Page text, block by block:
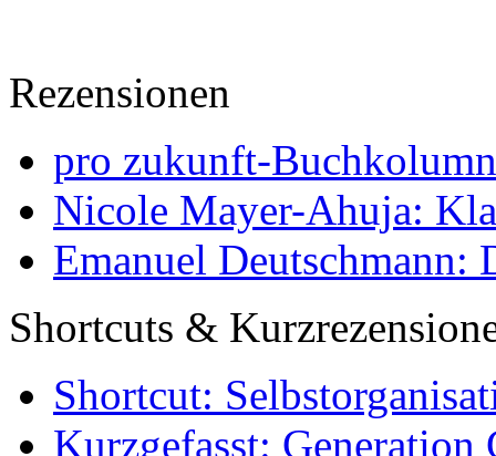
Rezensionen
pro zukunft-
Nicole Mayer-Ahuja:
Emanuel Deutschmann:
Shortcuts &
Shortcut:
Kurzgefasst: Generation